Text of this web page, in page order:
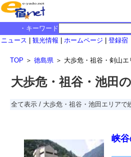
・キーワード
ニュース
観光情報 ホームページ 登録宿
TOP ＞ 徳島県 ＞ 大歩危・祖谷・剣山エ
大歩危・祖谷・池田
全て表示 / 大歩危・祖谷・池田エリアで
峡